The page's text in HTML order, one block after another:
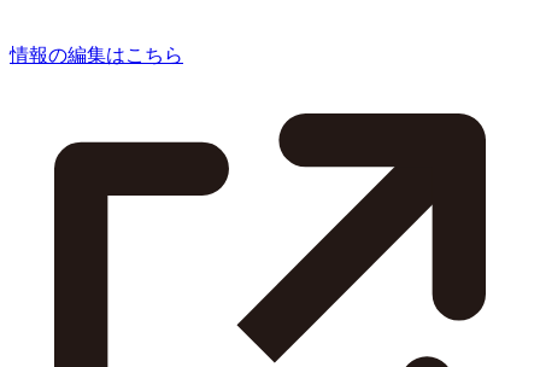
情報の編集はこちら